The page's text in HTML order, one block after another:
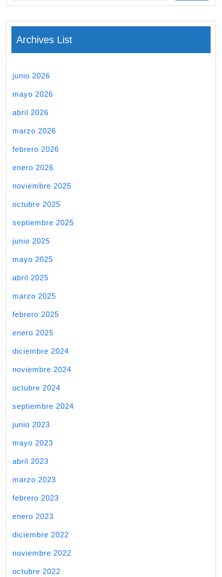
Archives List
junio 2026
mayo 2026
abril 2026
marzo 2026
febrero 2026
enero 2026
noviembre 2025
octubre 2025
septiembre 2025
junio 2025
mayo 2025
abril 2025
marzo 2025
febrero 2025
enero 2025
diciembre 2024
noviembre 2024
octubre 2024
septiembre 2024
junio 2023
mayo 2023
abril 2023
marzo 2023
febrero 2023
enero 2023
diciembre 2022
noviembre 2022
octubre 2022